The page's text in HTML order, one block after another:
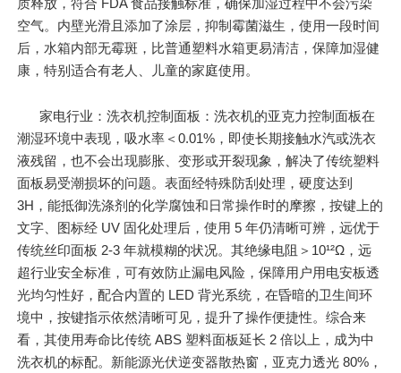
质释放，符合 FDA 食品接触标准，确保加湿过程中不会污染
空气。内壁光滑且添加了涂层，抑制霉菌滋生，使用一段时间
后，水箱内部无霉斑，比普通塑料水箱更易清洁，保障加湿健
康，特别适合有老人、儿童的家庭使用。
家电行业：洗衣机控制面板：洗衣机的亚克力控制面板在
潮湿环境中表现，吸水率＜0.01%，即使长期接触水汽或洗衣
液残留，也不会出现膨胀、变形或开裂现象，解决了传统塑料
面板易受潮损坏的问题。表面经特殊防刮处理，硬度达到
3H，能抵御洗涤剂的化学腐蚀和日常操作时的摩擦，按键上的
文字、图标经 UV 固化处理后，使用 5 年仍清晰可辨，远优于
传统丝印面板 2-3 年就模糊的状况。其绝缘电阻＞10¹²Ω，远
超行业安全标准，可有效防止漏电风险，保障用户用电安板透
光均匀性好，配合内置的 LED 背光系统，在昏暗的卫生间环
境中，按键指示依然清晰可见，提升了操作便捷性。综合来
看，其使用寿命比传统 ABS 塑料面板延长 2 倍以上，成为中
洗衣机的标配。新能源光伏逆变器散热窗，亚克力透光 80%，